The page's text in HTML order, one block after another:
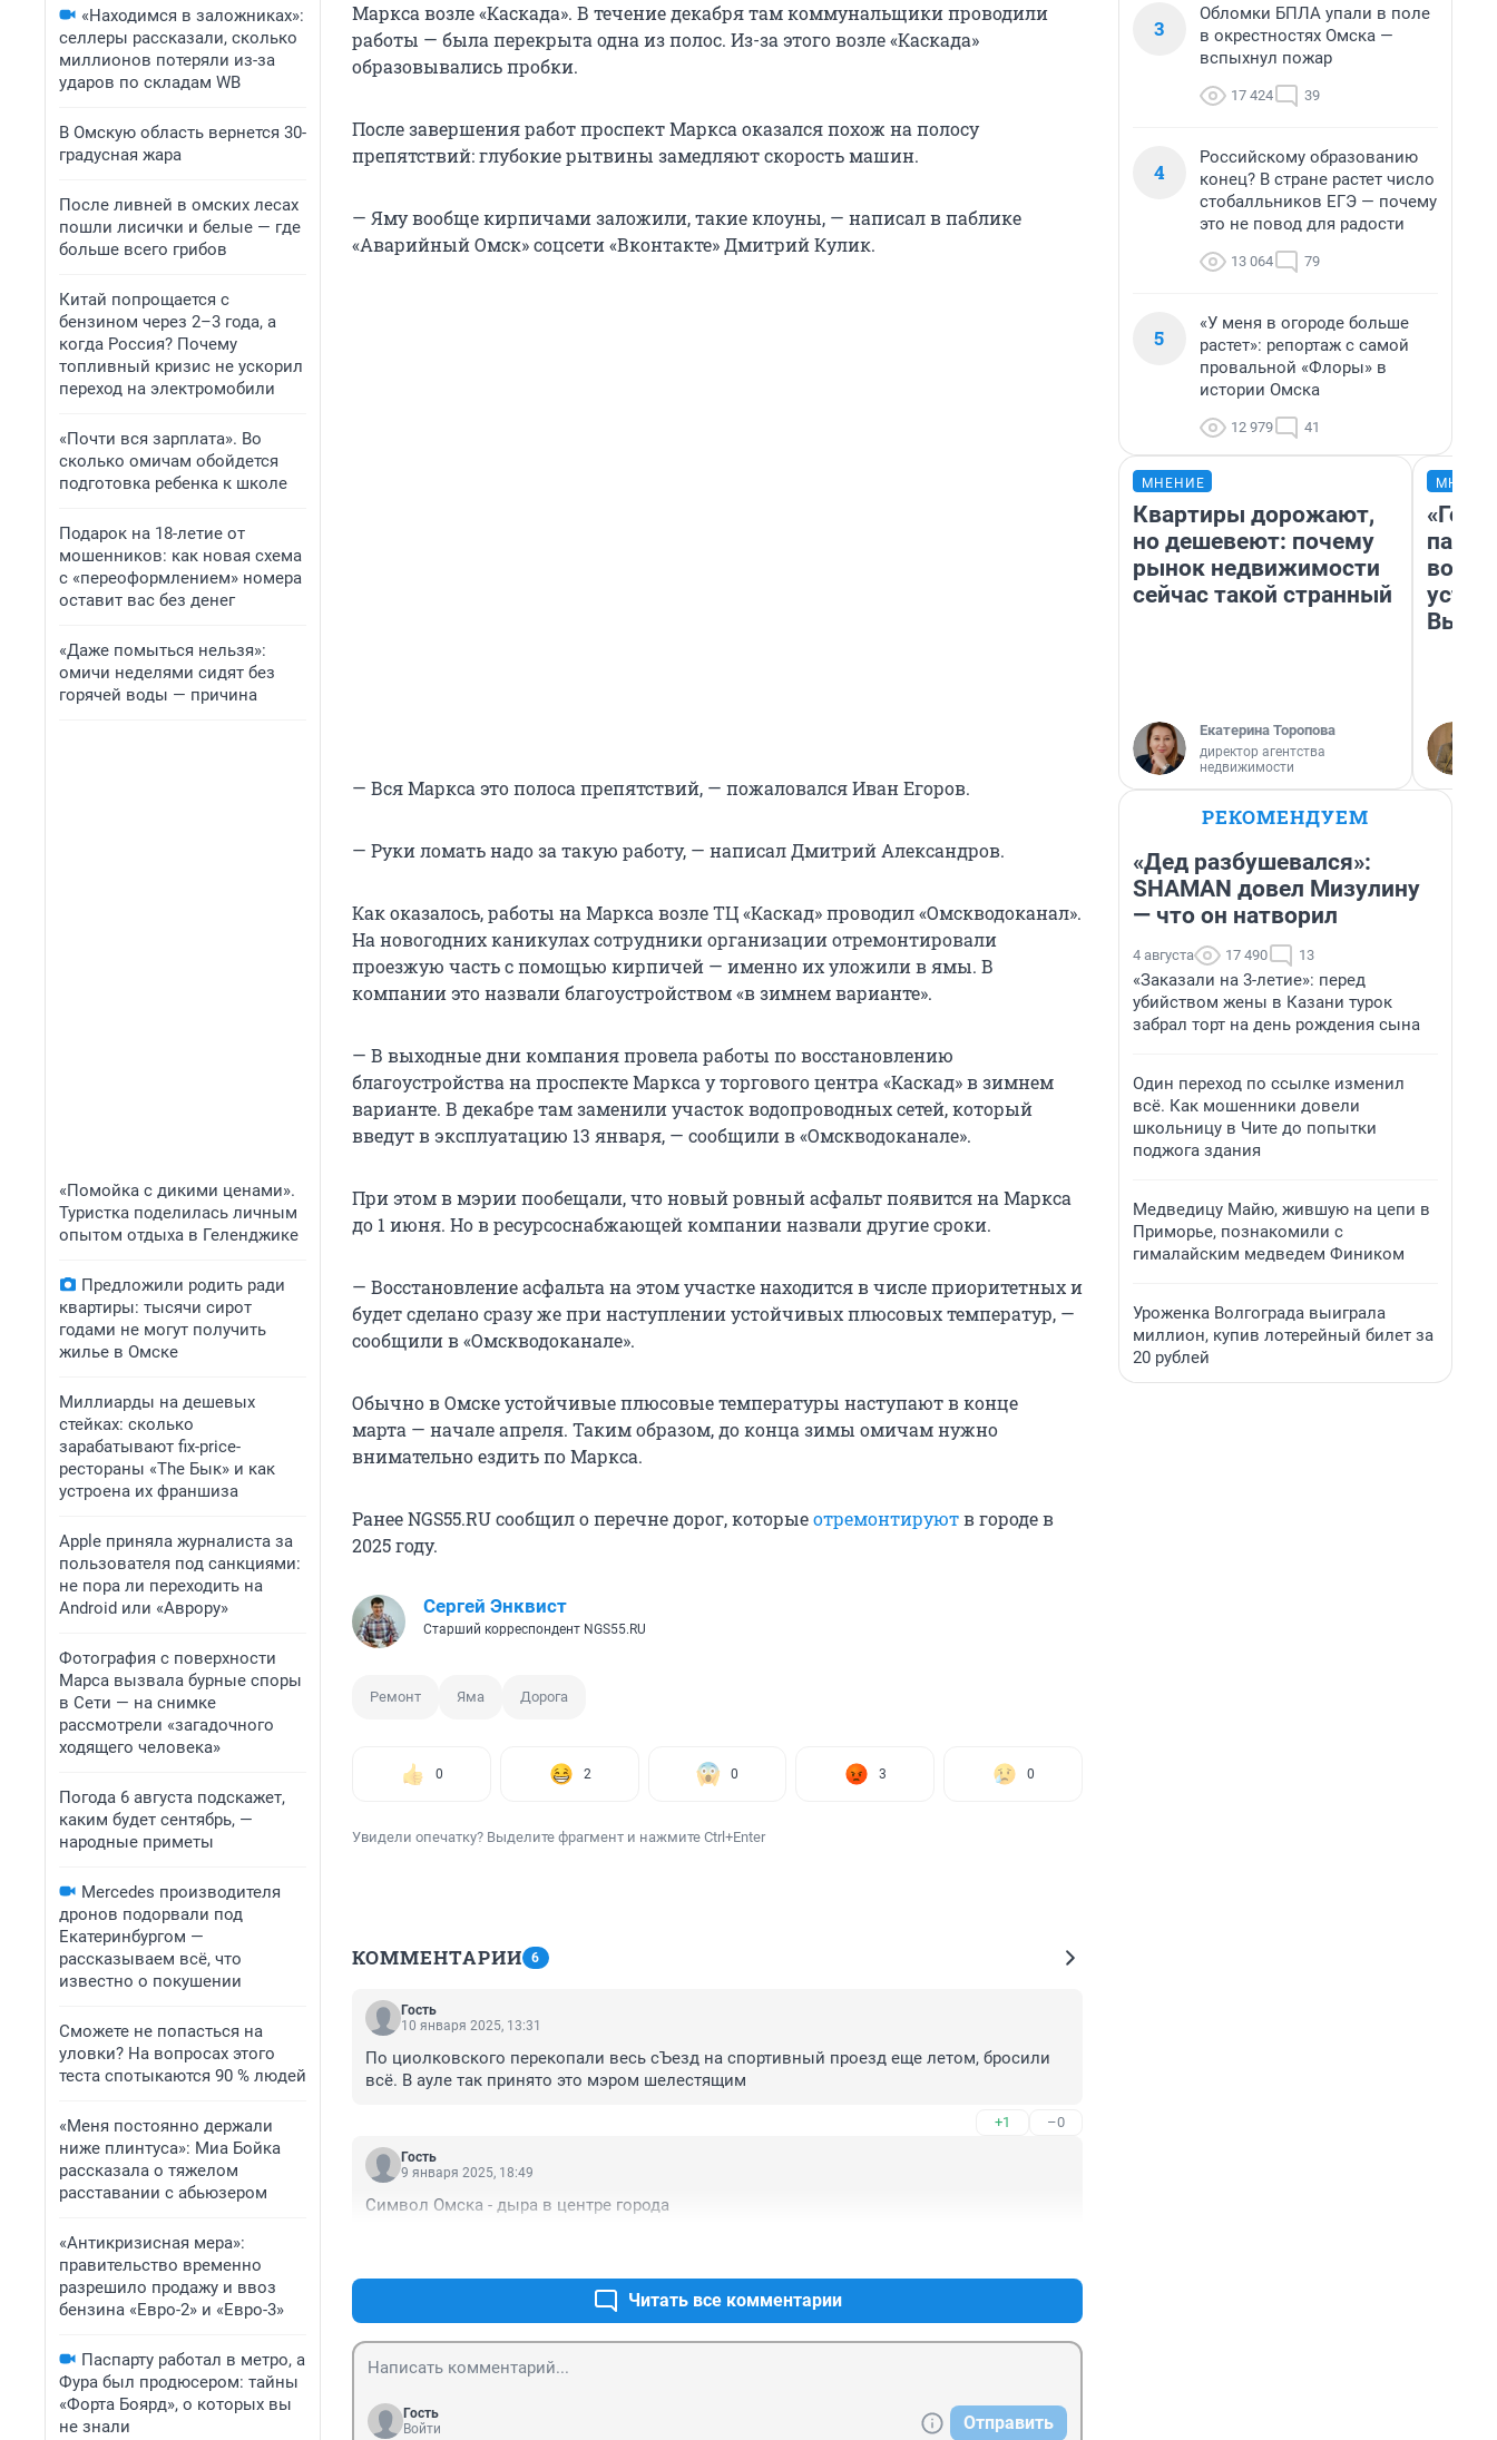
«Находимся в заложниках»:
селлеры рассказали, сколько
миллионов потеряли из-за
ударов по складам WB
В Омскую область вернется 30-
градусная жара
После ливней в омских лесах
пошли лисички и белые — где
больше всего грибов
Китай попрощается с
бензином через 2–3 года, а
когда Россия? Почему
топливный кризис не ускорил
переход на электромобили
«Почти вся зарплата». Во
сколько омичам обойдется
подготовка ребенка к школе
Подарок на 18-летие от
мошенников: как новая схема
с «переоформлением» номера
оставит вас без денег
«Даже помыться нельзя»:
омичи неделями сидят без
горячей воды — причина
«Помойка с дикими ценами».
Туристка поделилась личным
опытом отдыха в Геленджике
Предложили родить ради
квартиры: тысячи сирот
годами не могут получить
жилье в Омске
Миллиарды на дешевых
стейках: сколько
зарабатывают fix-price-
рестораны «The Бык» и как
устроена их франшиза
Apple приняла журналиста за
пользователя под санкциями:
не пора ли переходить на
Android или «Аврору»
Фотография с поверхности
Марса вызвала бурные споры
в Сети — на снимке
рассмотрели «загадочного
ходящего человека»
Погода 6 августа подскажет,
каким будет сентябрь, —
народные приметы
Mercedes производителя
дронов подорвали под
Екатеринбургом —
рассказываем всё, что
известно о покушении
Сможете не попасться на
уловки? На вопросах этого
теста спотыкаются 90 % людей
«Меня постоянно держали
ниже плинтуса»: Миа Бойка
рассказала о тяжелом
расставании с абьюзером
«Антикризисная мера»:
правительство временно
разрешило продажу и ввоз
бензина «Евро-2» и «Евро-3»
Паспарту работал в метро, а
Фура был продюсером: тайны
«Форта Боярд», о которых вы
не знали
Маркса возле «Каскада». В течение декабря там коммунальщики проводили
работы — была перекрыта одна из полос. Из-за этого возле «Каскада»
образовывались пробки.
После завершения работ проспект Маркса оказался похож на полосу
препятствий: глубокие рытвины замедляют скорость машин.
— Яму вообще кирпичами заложили, такие клоуны, — написал в паблике
«Аварийный Омск» соцсети «Вконтакте» Дмитрий Кулик.
— Вся Маркса это полоса препятствий, — пожаловался Иван Егоров.
— Руки ломать надо за такую работу, — написал Дмитрий Александров.
Как оказалось, работы на Маркса возле ТЦ «Каскад» проводил «Омскводоканал».
На новогодних каникулах сотрудники организации отремонтировали
проезжую часть с помощью кирпичей — именно их уложили в ямы. В
компании это назвали благоустройством «в зимнем варианте».
— В выходные дни компания провела работы по восстановлению
благоустройства на проспекте Маркса у торгового центра «Каскад» в зимнем
варианте. В декабре там заменили участок водопроводных сетей, который
введут в эксплуатацию 13 января, — сообщили в «Омскводоканале».
При этом в мэрии пообещали, что новый ровный асфальт появится на Маркса
до 1 июня. Но в ресурсоснабжающей компании назвали другие сроки.
— Восстановление асфальта на этом участке находится в числе приоритетных и
будет сделано сразу же при наступлении устойчивых плюсовых температур, —
сообщили в «Омскводоканале».
Обычно в Омске устойчивые плюсовые температуры наступают в конце
марта — начале апреля. Таким образом, до конца зимы омичам нужно
внимательно ездить по Маркса.
Ранее NGS55.RU сообщил о перечне дорог, которыеотремонтируютв городе в
2025 году.
Сергей Энквист
Старший корреспондент NGS55.RU
Ремонт Яма Дорога
0 2 0 3 0
Увидели опечатку? Выделите фрагмент и нажмите Ctrl+Enter
КОММЕНТАРИИ 6
Гость
10 января 2025, 13:31
По циолковского перекопали весь сЪезд на спортивный проезд еще летом, бросили
всё. В ауле так принято это мэром шелестящим
+1 –0
Гость
9 января 2025, 18:49
Символ Омска - дыра в центре города
Читать все комментарии
Гость
Войти
Отправить
3
Обломки БПЛА упали в поле
в окрестностях Омска —
вспыхнул пожар
17 424 39
4
Российскому образованию
конец? В стране растет число
стобалльников ЕГЭ — почему
это не повод для радости
13 064 79
5
«У меня в огороде больше
растет»: репортаж с самой
провальной «Флоры» в
истории Омска
12 979 41
МНЕНИЕ
Квартиры дорожают,
но дешевеют: почему
рынок недвижимости
сейчас такой странный
Екатерина Торопова
директор агентства
недвижимости
РЕКОМЕНДУЕМ
«Дед разбушевался»:
SHAMAN довел Мизулину
— что он натворил
4 августа 17 490 13
«Заказали на 3-летие»: перед
убийством жены в Казани турок
забрал торт на день рождения сына
Один переход по ссылке изменил
всё. Как мошенники довели
школьницу в Чите до попытки
поджога здания
Медведицу Майю, жившую на цепи в
Приморье, познакомили с
гималайским медведем Фиником
Уроженка Волгограда выиграла
миллион, купив лотерейный билет за
20 рублей